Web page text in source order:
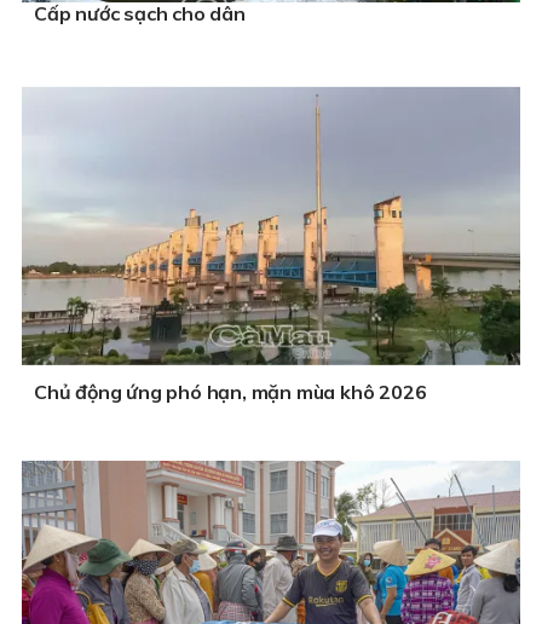
Cấp nước sạch cho dân
Chủ động ứng phó hạn, mặn mùa khô 2026